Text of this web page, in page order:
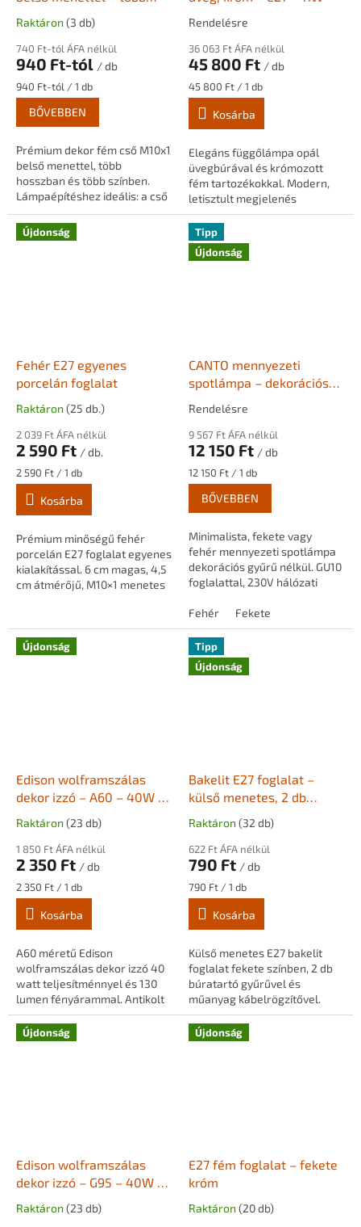
színben és hosszban
Raktáron (3 db)
740 Ft-tól ÁFA nélkül
940 Ft-tól / db
Egységár:
940 Ft-tól / 1 db
BŐVEBBEN
Prémium dekor fém cső M10x1
belső menettel, több
hosszban és több színben.
Lámpaépítéshez ideális: a cső
belsejében biztonságosan
elvezethető az elektromos
vezeték, miközben...
Rendelésre
36 063 Ft ÁFA nélkül
45 800 Ft / db
Egységár:
45 800 Ft / 1 db
Kosárba
Elegáns függőlámpa opál
üvegbúrával és krómozott
fém tartozékokkal. Modern,
letisztult megjelenés
nappaliba, étkezőbe vagy
hálószobába.
Újdonság
Fehér E27 egyenes
porcelán foglalat
Raktáron (25 db.)
2 039 Ft ÁFA nélkül
2 590 Ft / db.
Egységár:
2 590 Ft / 1 db
Kosárba
Prémium minőségű fehér
porcelán E27 foglalat egyenes
kialakítással. 6 cm magas, 4,5
cm átmérőjű, M10×1 menetes
függesztékekhez...
Tipp
Újdonság
CANTO mennyezeti
spotlámpa – dekorációs
230V – 8W LED
Rendelésre
9 567 Ft ÁFA nélkül
12 150 Ft / db
Egységár:
12 150 Ft / 1 db
BŐVEBBEN
Minimalista, fekete vagy
fehér mennyezeti spotlámpa
dekorációs gyűrű nélkül. GU10
foglalattal, 230V hálózati
egységes mennyezeti
megjelenést...
Fehér Fekete
Újdonság
Edison wolframszálas
dekor izzó – A60 – 40W –
Raktáron (23 db)
1 850 Ft ÁFA nélkül
2 350 Ft / db
Egységár:
2 350 Ft / 1 db
Kosárba
A60 méretű Edison
wolframszálas dekor izzó 40
watt teljesítménnyel és 130
lumen fényárammal. Antikolt
üvegbúrával, spirál
wolframszállal és meleg,
hangulatos fényével
Tipp
Újdonság
Bakelit E27 foglalat –
külső menetes, 2 db
fekete
Raktáron (32 db)
622 Ft ÁFA nélkül
790 Ft / db
Egységár:
790 Ft / 1 db
Kosárba
Külső menetes E27 bakelit
foglalat fekete színben, 2 db
búratartó gyűrűvel és
műanyag kábelrögzítővel.
250V / 4A, 40 mm átmérő, 54
mm magasság, 74 mm
kábelrögzítővel. Ideális...
Újdonság
Edison wolframszálas
dekor izzó – G95 – 40W –
Raktáron (23 db)
Újdonság
E27 fém foglalat – fekete
króm
Raktáron (20 db)